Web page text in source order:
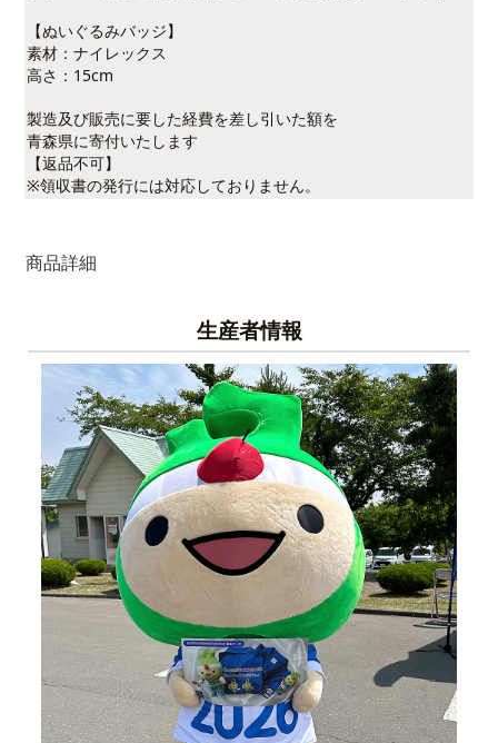
【ぬいぐるみバッジ】
素材：ナイレックス
高さ：15cm
製造及び販売に要した経費を差し引いた額を
青森県に寄付いたします
【返品不可】
※領収書の発行には対応しておりません。
商品詳細
生産者情報